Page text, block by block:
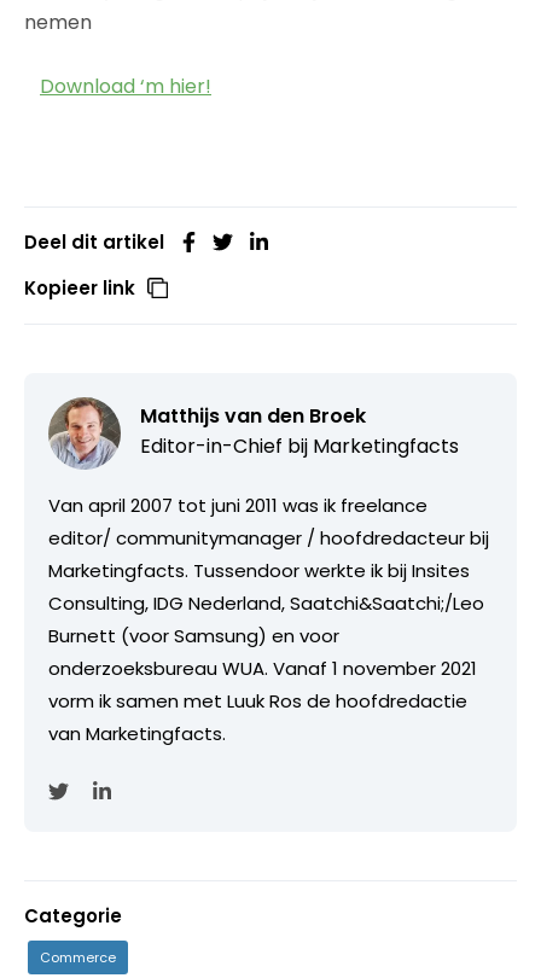
nemen
Download ‘m hier!
Deel dit artikel
Kopieer link
Matthijs van den Broek
Editor-in-Chief bij Marketingfacts
Van april 2007 tot juni 2011 was ik freelance
editor/ communitymanager / hoofdredacteur bij
Marketingfacts. Tussendoor werkte ik bij Insites
Consulting, IDG Nederland, Saatchi&Saatchi;/Leo
Burnett (voor Samsung) en voor
onderzoeksbureau WUA. Vanaf 1 november 2021
vorm ik samen met Luuk Ros de hoofdredactie
van Marketingfacts.
Categorie
Commerce